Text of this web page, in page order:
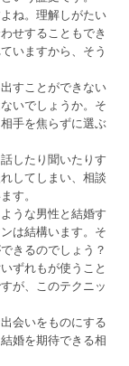
ね。理解しがたい
せすることもでき
いますから、そう
すことができない
いでしょうか。そ
手を焦らずに選ぶ
したり聞いたりす
してしまい、相談
す。
うな男性と結婚す
は結構います。そ
きるのでしょう？
ずれもが使うこと
が、このテクニッ
会いをものにする
婚を期待できる相